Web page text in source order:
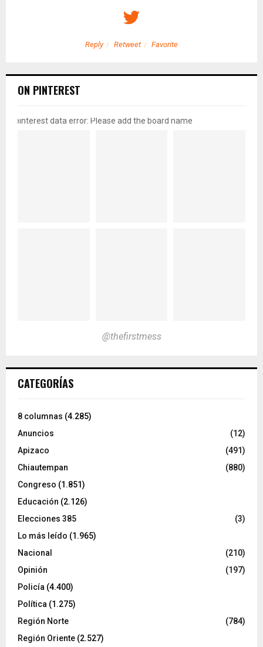
Reply Retweet Favorite
ON PINTEREST
pinterest data error: Please add the board name
@thefirstmess
CATEGORÍAS
8 columnas (4.285)
Anuncios
(12)
Apizaco
(491)
Chiautempan
(880)
Congreso (1.851)
Educación (2.126)
Elecciones 385
(3)
Lo más leído (1.965)
Nacional
(210)
Opinión
(197)
Policía (4.400)
Política (1.275)
Región Norte
(784)
Región Oriente (2.527)